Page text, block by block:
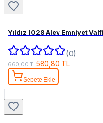
Yıldız 1028 Alev Emniyet
(0)
660,00 TL 580,80 TL
Sepete Ekle